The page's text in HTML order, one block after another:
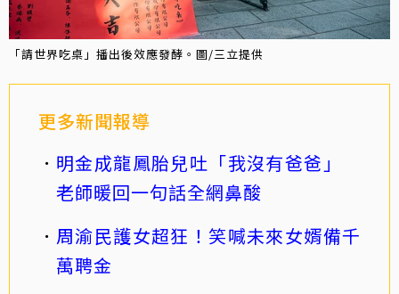
「請世界吃桌」播出後效應發酵。圖/三立提供
更多新聞報導
明金成龍鳳胎兒吐「我沒有爸爸」
老師暖回一句話全網鼻酸
周渝民護女超狂！笑喊未來女婿備千
萬聘金